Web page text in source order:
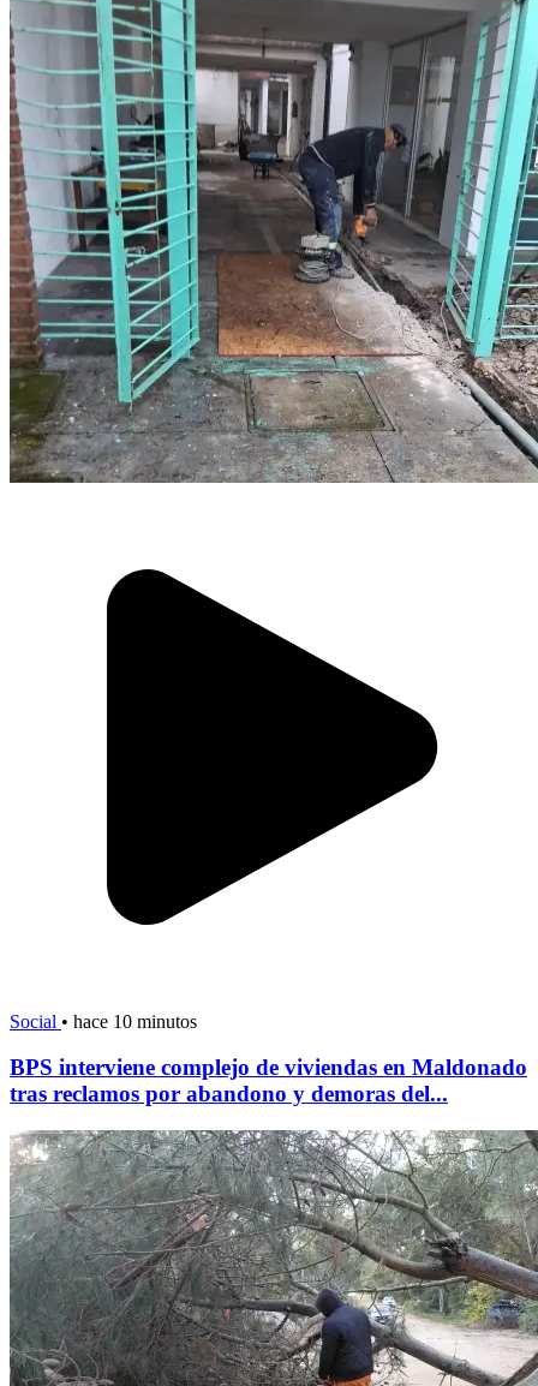
Social • hace 10 minutos
BPS interviene complejo de viviendas en Maldonado
tras reclamos por abandono y demoras del...